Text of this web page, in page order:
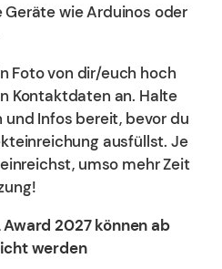
wie Arduinos oder
Foto von dir/euch hoch
Kontaktdaten an. Halte
Infos bereit, bevor du
ausfüllst. Je
umso mehr Zeit
2027 können ab
werden